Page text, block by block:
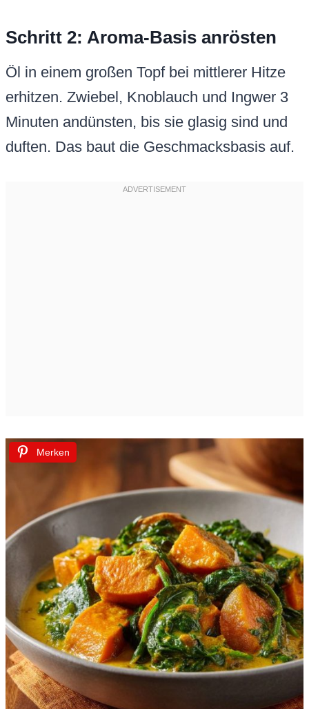
Schritt 2: Aroma-Basis anrösten
Öl in einem großen Topf bei mittlerer Hitze
erhitzen. Zwiebel, Knoblauch und Ingwer 3
Minuten andünsten, bis sie glasig sind und
duften. Das baut die Geschmacksbasis auf.
Merken